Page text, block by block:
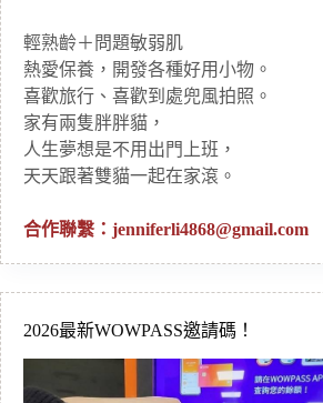
輕熟齡＋問題敏弱肌
熱愛保養，開發各種好用小物。
喜歡旅行、喜歡到處兜風拍照。
家有兩隻胖胖貓，
人生夢想是不用出門上班，
天天跟著雙貓一起在家滾。
合作聯繫： jenniferli4868@gmail.com
2026最新WOWPASS邀請碼！